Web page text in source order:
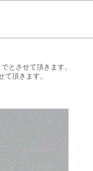
とさせて頂きます。
頂きます。